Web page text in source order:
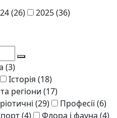
(26) 2025(36)
(3)
Історія (18)
регіони (17)
(29) Професії(6)
(4) Флора і фауна (4)